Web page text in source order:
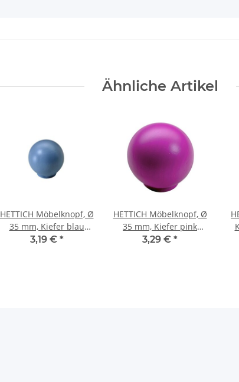
Ähnliche Artikel
HETTICH Möbelknopf, Ø
35 mm, Kiefer blau
lackiert
3,19 € *
HETTICH Möbelknopf, Ø
35 mm, Kiefer pink
lackiert
3,29 € *